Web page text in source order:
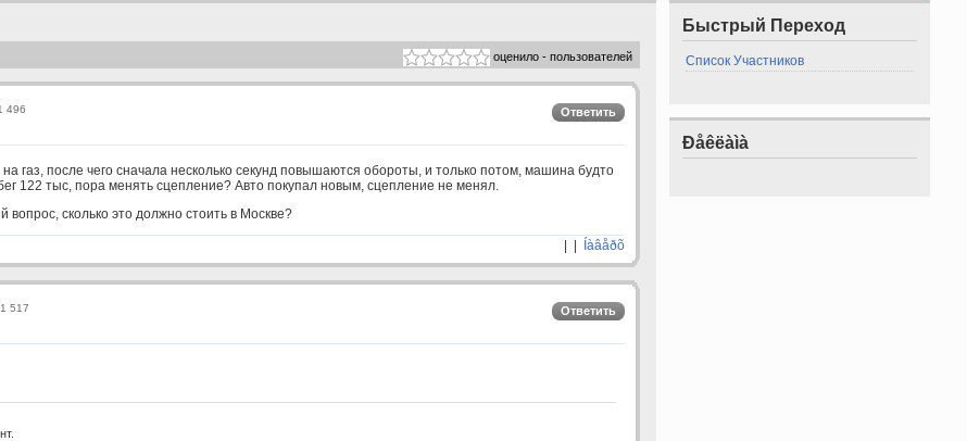
Быстрый Переход
Список Участников
Ðåêëàìà
оценило - пользователей
Ответить
496
газ, после чего сначала несколько секунд повышаются обороты, и только потом, машина будто
122 тыс, пора менять сцепление? Авто покупал новым, сцепление не менял.
вопрос, сколько это должно стоить в Москве?
Íàâåðõ
Ответить
517